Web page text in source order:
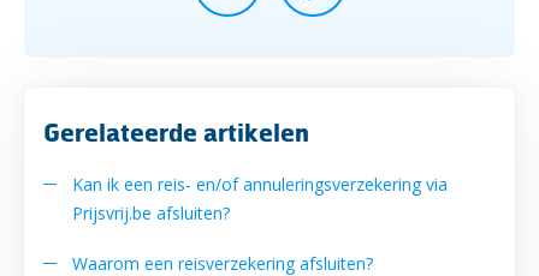
Gerelateerde artikelen
Kan ik een reis- en/of annuleringsverzekering via
Prijsvrij.be afsluiten?
Waarom een reisverzekering afsluiten?